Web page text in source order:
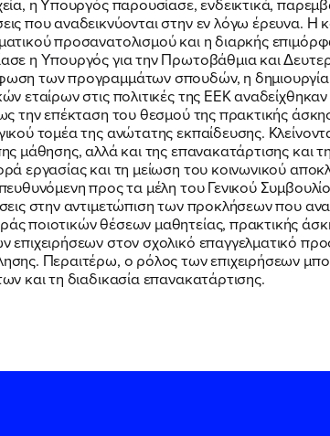
που αναδεικνύονται στην εν λόγω έρευνα. Η
προσανατολισμού και η διαρκής
η Υπουργός για την Πρωτοβάθμια και
των προγραμμάτων σπουδών, η
εταίρων στις πολιτικές της ΕΕΚ
την επέκταση του θεσμού της πρακτικής
τομέα της ανώτατης εκπαίδευσης.
μάθησης, αλλά και της επανακατάρτισης και
εργασίας και τη μείωση του κοινωνικού
προς τα μέλη του Γενικού
στην αντιμετώπιση των προκλήσεων που
ποιοτικών θέσεων μαθητείας, πρακτικής
επιχειρήσεων στον σχολικό επαγγελματικό
Περαιτέρω, ο ρόλος των επιχειρήσεων
και τη διαδικασία επανακατάρτισης.